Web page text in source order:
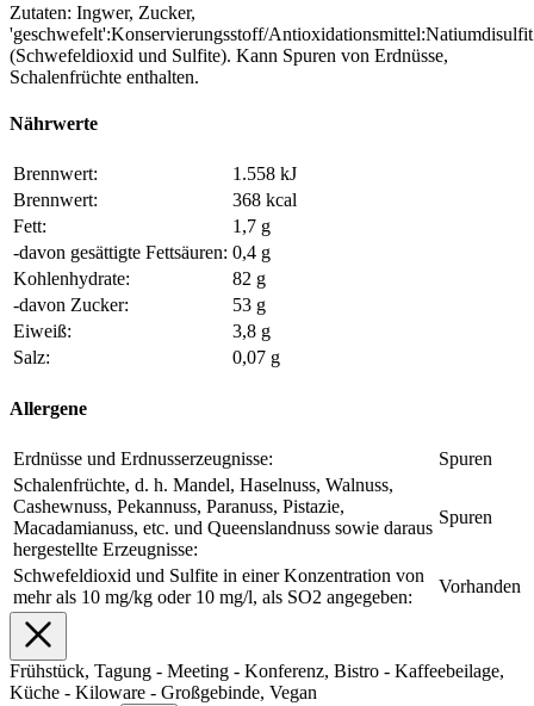
Zutaten: Ingwer, Zucker,
'geschwefelt':Konservierungsstoff/Antioxidationsmittel:Natiumdisulfit
(Schwefeldioxid und Sulfite). Kann Spuren von Erdnüsse,
Schalenfrüchte enthalten.
Nährwerte
Brennwert:
1.558 kJ
Brennwert:
368 kcal
Fett:
1,7 g
-davon gesättigte Fettsäuren: 0,4 g
Kohlenhydrate:
82 g
-davon Zucker:
53 g
Eiweiß:
3,8 g
Salz:
0,07 g
Allergene
Erdnüsse und Erdnusserzeugnisse:
Spuren
Schalenfrüchte, d. h. Mandel, Haselnuss, Walnuss,
Cashewnuss, Pekannuss, Paranuss, Pistazie,
Macadamianuss, etc. und Queenslandnuss sowie daraus
hergestellte Erzeugnisse:
Spuren
Schwefeldioxid und Sulfite in einer Konzentration von
mehr als 10 mg/kg oder 10 mg/l, als SO2 angegeben:
Vorhanden
Frühstück, Tagung - Meeting - Konferenz, Bistro - Kaffeebeilage,
Küche - Kiloware - Großgebinde, Vegan